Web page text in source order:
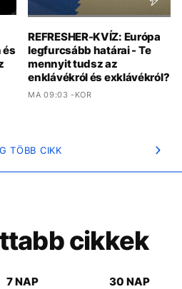
és
REFRESHER-KVÍZ: Európa
legfurcsább határai - Te
mennyit tudsz az
enklávékról és exklávékról?
MA 09:03 -KOR
TÖBB CIKK
cikkek
7 NAP 30 NAP